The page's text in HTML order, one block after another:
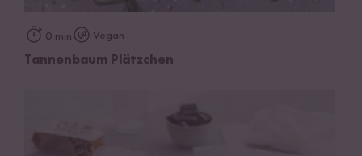
0 min Vegan
Tannenbaum Plätzchen